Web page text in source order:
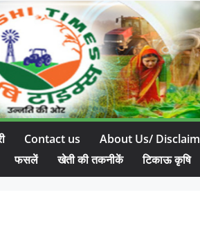
Contact us About Us/
फसलें खेती की तकनीकें टिकाऊ कृषि